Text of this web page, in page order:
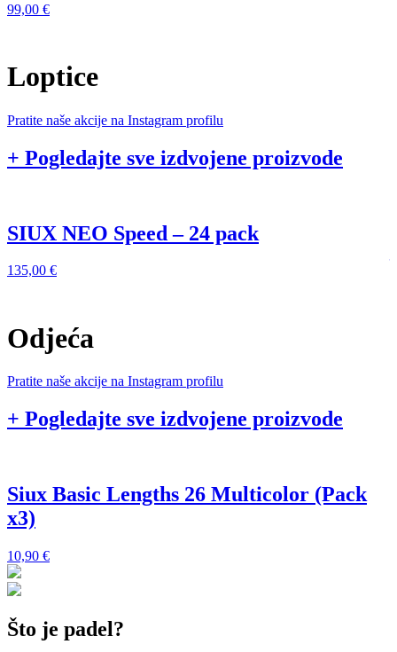
99,00 €
Loptice
Pratite naše akcije na Instagram profilu
+ Pogledajte sve izdvojene proizvode
SIUX NEO Speed – 24 pack
135,00 €
Odjeća
Pratite naše akcije na Instagram profilu
+ Pogledajte sve izdvojene proizvode
Siux Basic Lengths 26 Multicolor (Pack
x3)
10,90 €
Što je padel?